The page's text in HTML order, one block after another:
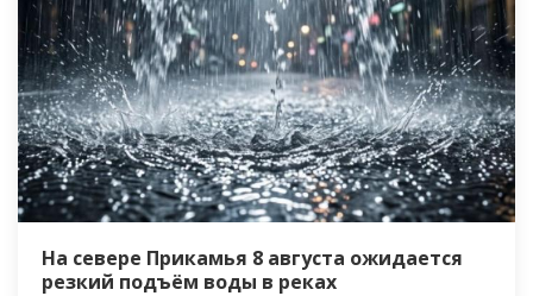
На севере Прикамья 8 августа ожидается
резкий подъём воды в реках